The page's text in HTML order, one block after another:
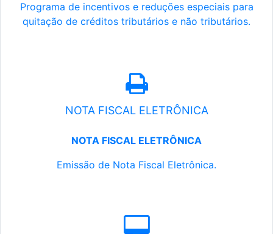
Programa de incentivos e reduções especiais para
quitação de créditos tributários e não tributários.
NOTA FISCAL ELETRÔNICA
NOTA FISCAL ELETRÔNICA
Emissão de Nota Fiscal Eletrônica.